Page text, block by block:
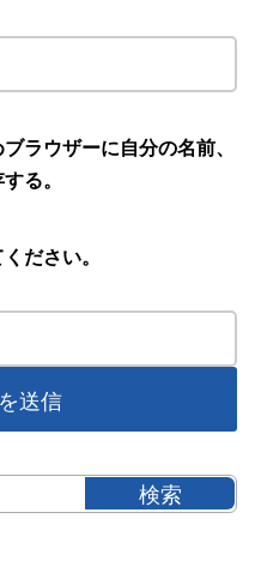
ラウザーに自分の名前、
る。
ださい。